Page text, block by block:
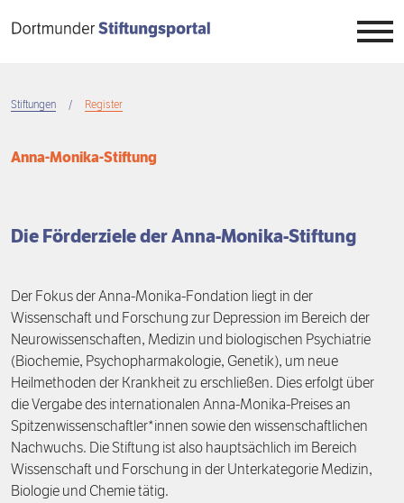
Stiftungen
Übersicht
Register
Projekte
Projektbörse
Stiftungswesen
Auftrag
Neuigkeiten
Veranstaltungen
Menschen
Übersicht
7. Dortmunder Stiftungstag
6. Dortmunder Stiftungstag
5. Dortmunder Stiftungstag
Förderpreis
Rückblick auf Stiftungstage
Wissen
Übersicht
Stiftungszwecke
Stiftungstypen
Finanzierung
Engagement
Übersicht
Stiften
Zustiften und Spenden
Freiwillige
Breadcrumb
Stiftungen Register
Anna-Monika-Stiftung
Die Förderziele der Anna-Monika-Stiftung
Der Fokus der Anna-Monika-Fondation liegt in der
Wissenschaft und Forschung zur Depression im Bereich der
Neurowissenschaften, Medizin und biologischen Psychiatrie
(Biochemie, Psychopharmakologie, Genetik), um neue
Heilmethoden der Krankheit zu erschließen. Dies erfolgt über
die Vergabe des internationalen Anna-Monika-Preises an
Spitzenwissenschaftler*innen sowie den wissenschaftlichen
Nachwuchs. Die Stiftung ist also hauptsächlich im Bereich
Wissenschaft und Forschung in der Unterkategorie Medizin,
Biologie und Chemie tätig.